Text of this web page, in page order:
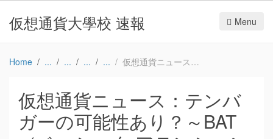
仮想通貨大學校 速報 Menu
Home 仮想通貨ニュース：テンバガーの可能性あり？～BAT （ベーシック アテンション トークン）モデル完結編～【仮想通貨相場】 – コインテレグラフ・ジャパン（ビットコイン、仮想通貨、ブロックチェーンのニュース）
仮想通貨ニュース：テンバ
ガーの可能性あり？～BAT